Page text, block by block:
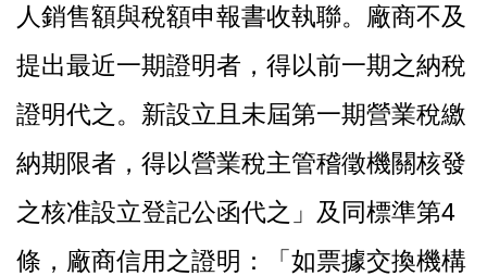
人銷售額與稅額申報書收執聯。廠商不及
提出最近一期證明者，得以前一期之納稅
證明代之。新設立且未屆第一期營業稅繳
納期限者，得以營業稅主管稽徵機關核發
之核准設立登記公函代之」及同標準第4
條，廠商信用之證明：「如票據交換機構